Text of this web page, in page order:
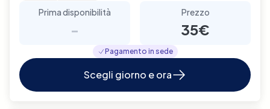
Prima disponibilità
-
Prezzo
35€
Pagamento in sede
Scegli giorno e ora